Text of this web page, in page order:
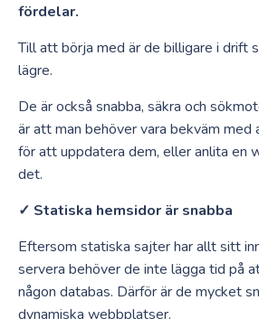
fördelar.
Till att börja med är de billigare i drift
lägre.
De är också snabba, säkra och
är att man behöver vara bekväm med
för att uppdatera dem, eller anlita en
det.
✓ Statiska hemsidor är snabba
Eftersom statiska sajter har allt sitt
servera behöver de inte lägga tid på
någon databas. Därför är de mycket
dynamiska webbplatser.